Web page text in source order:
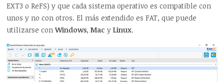
EXT3 o ReFS) y que cada sistema operativo es compatible con
unos y no con otros. El más extendido es FAT, que puede
utilizarse conWindows,Mac yLinux.